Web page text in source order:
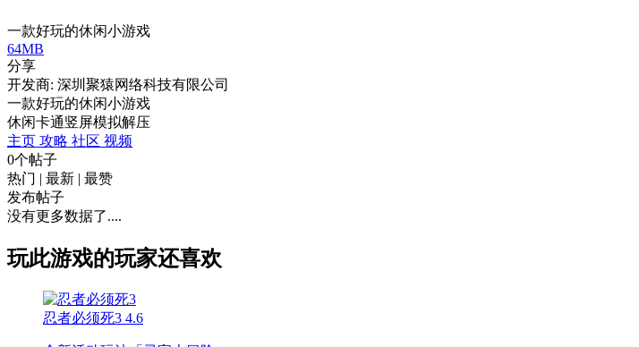
一款好玩的休闲小游戏
64MB
分享
开发商: 深圳聚猿网络科技有限公司
一款好玩的休闲小游戏
休闲卡通竖屏模拟解压
主页 攻略 社区 视频
0个帖子
热门 | 最新 | 最赞
发布帖子
没有更多数据了....
玩此游戏的玩家还喜欢
忍者必须死3 4.6